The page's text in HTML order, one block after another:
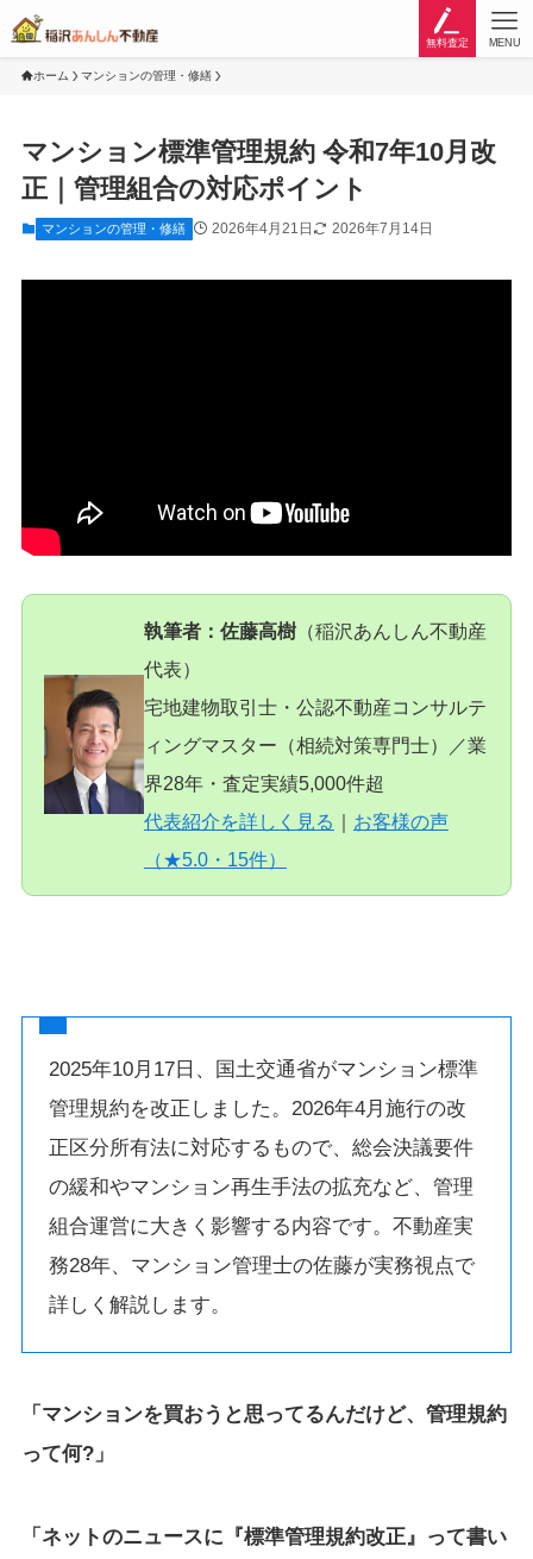
無料査定 MENU
ホーム マンションの管理・修繕
マンション標準管理規約 令和7年10月改
正｜管理組合の対応ポイント
マンションの管理・修繕 2026年4月21日 2026年7月14日
執筆者：佐藤高樹（稲沢あんしん不動産
代表）
宅地建物取引士・公認不動産コンサルテ
ィングマスター（相続対策専門士）／業
界28年・査定実績5,000件超
代表紹介を詳しく見る ｜ お客様の声
（★5.0・15件）
2025年10月17日、国土交通省がマンション標準
管理規約を改正しました。2026年4月施行の改
正区分所有法に対応するもので、総会決議要件
の緩和やマンション再生手法の拡充など、管理
組合運営に大きく影響する内容です。不動産実
務28年、マンション管理士の佐藤が実務視点で
詳しく解説します。
「マンションを買おうと思ってるんだけど、管理規約
って何?」
「ネットのニュースに『標準管理規約改正』って書い